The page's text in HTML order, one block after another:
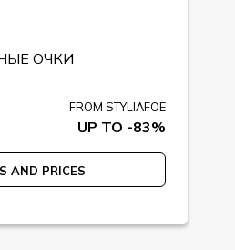
ОЧКИ
FROM STYLIAFOE
UP TO -83%
AND PRICES